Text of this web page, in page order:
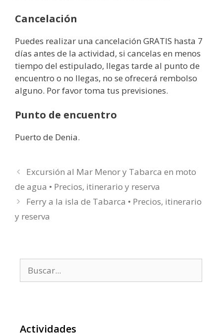
Cancelación
Puedes realizar una cancelación GRATIS hasta 7
días antes de la actividad, si cancelas en menos
tiempo del estipulado, llegas tarde al punto de
encuentro o no llegas, no se ofrecerá rembolso
alguno. Por favor toma tus previsiones.
Punto de encuentro
Puerto de Denia.
Excursión al Mar Menor y Tabarca en moto
de agua • Precios, itinerario y reserva
Ferry a la isla de Tabarca • Precios, itinerario
y reserva
Actividades